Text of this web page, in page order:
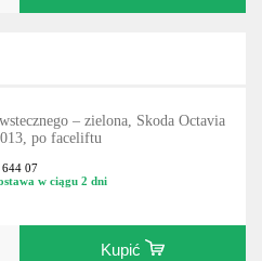
– zielona, Skoda Octavia
po faceliftu
644 07
w ciągu 2 dni
Kupić